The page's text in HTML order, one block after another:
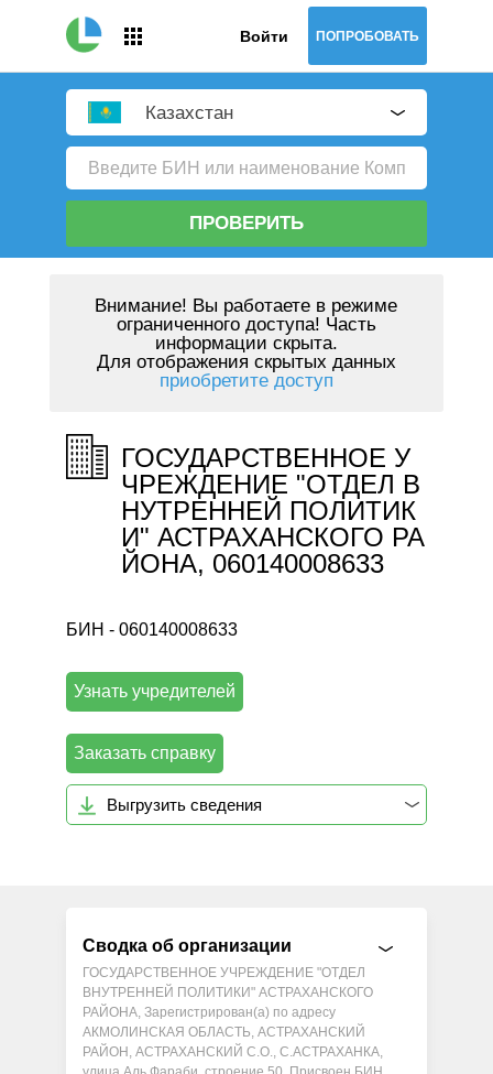
Войти ПОПРОБОВАТЬ
Казахстан
ПРОВЕРИТЬ
Внимание! Вы работаете в режиме
ограниченного доступа! Часть
информации скрыта.
Для отображения скрытых данных
приобретите доступ
ГОСУДАРСТВЕННОЕ У
ЧРЕЖДЕНИЕ "ОТДЕЛ В
НУТРЕННЕЙ ПОЛИТИК
И" АСТРАХАНСКОГО РА
ЙОНА, 060140008633
БИН - 060140008633
Узнать учредителей
Заказать справку
Выгрузить сведения
Сводка об организации
ГОСУДАРСТВЕННОЕ УЧРЕЖДЕНИЕ "ОТДЕЛ
ВНУТРЕННЕЙ ПОЛИТИКИ" АСТРАХАНСКОГО
РАЙОНА, Зарегистрирован(а) по адресу
АКМОЛИНСКАЯ ОБЛАСТЬ, АСТРАХАНСКИЙ
РАЙОН, АСТРАХАНСКИЙ С.О., С.АСТРАХАНКА,